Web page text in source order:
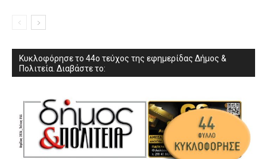
Κυκλοφόρησε το 44ο τεύχος της εφημερίδας Δήμος &
Πολιτεία. Διαβάστε το: